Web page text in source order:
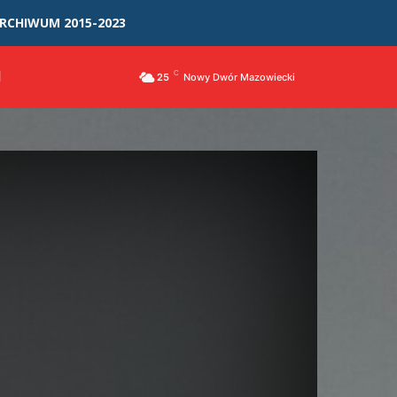
2015-2023
25 C Nowy Dwór Mazowiecki